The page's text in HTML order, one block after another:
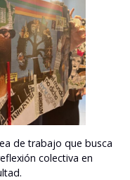
de trabajo que busca
colectiva en